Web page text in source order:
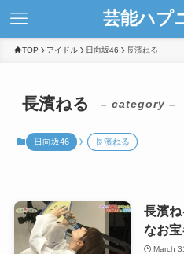
芸能ハプ
TOP アイドル 日向坂46 長濱ねる
長濱ねる – category –
日向坂46 長濱ねる
長濱
なお
March